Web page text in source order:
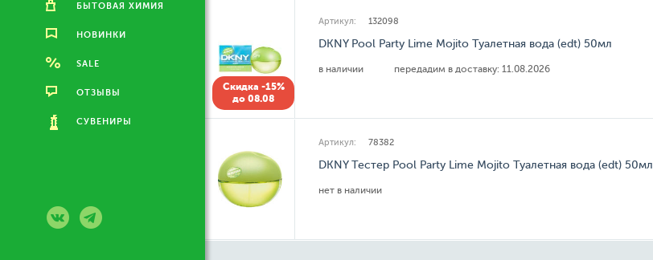
БЫТОВАЯ ХИМИЯ
НОВИНКИ
SALE
ОТЗЫВЫ
СУВЕНИРЫ
Скидка -15%
до 08.08
Артикул: 132098
DKNY Pool Party Lime Mojito Туалетная вода (edt) 50мл
в наличии передадим в доставку: 11.08.2026
Артикул: 78382
DKNY Тестер Pool Party Lime Mojito Туалетная вода (edt) 50мл
нет в наличии